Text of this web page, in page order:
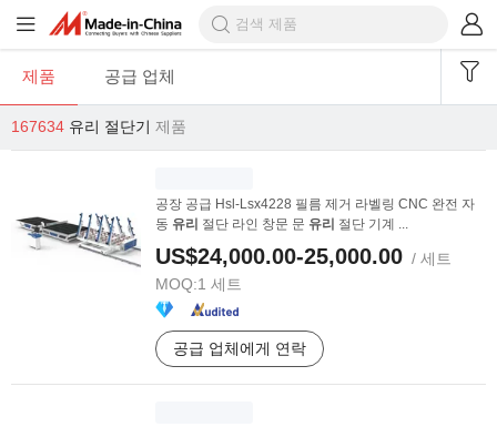
제품 공급 업체
167634 유리 절단기 제품
공장 공급 Hsl-Lsx4228 필름 제거 라벨링 CNC 완전 자
동 유리 절단 라인 창문 문 유리 절단 기계 ...
US$24,000.00-25,000.00 / 세트
MOQ:1 세트
공급 업체에게 연락